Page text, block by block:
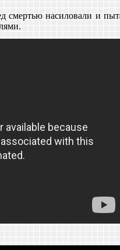
смертью насиловали и